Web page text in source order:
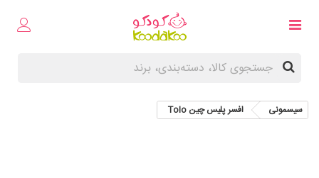
سیسمونی افسر پلیس چین Tolo